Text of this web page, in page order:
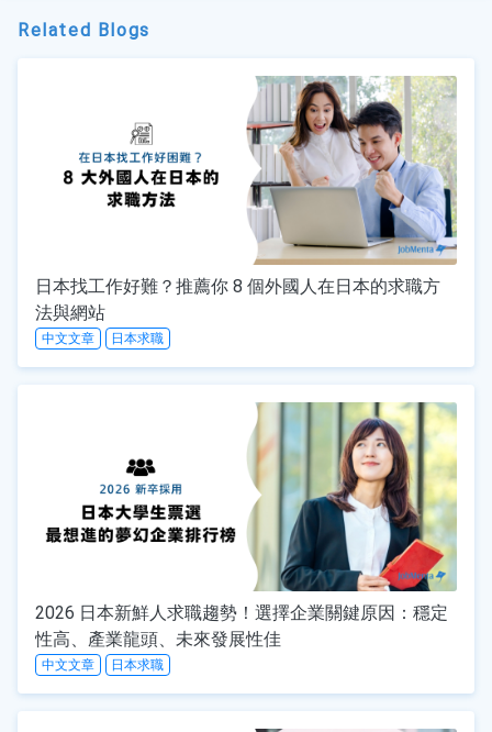
Related Blogs
日本找工作好難？推薦你 8 個外國人在日本的求職方
法與網站
中文文章 日本求職
2026 日本新鮮人求職趨勢！選擇企業關鍵原因：穩定
性高、產業龍頭、未來發展性佳
中文文章 日本求職